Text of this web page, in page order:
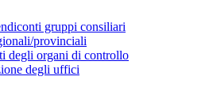
gruppi consiliari
provinciali
degli organi di controllo
degli uffici